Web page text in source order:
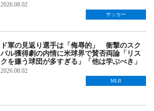
2026.08.02
サッカー
ド軍の見返り選手は「侮辱的」 衝撃のスク
バル獲得劇の内情に米球界で賛否両論「リス
クを嫌う球団が多すぎる」「他は学ぶべき」
2026.08.02
MLB